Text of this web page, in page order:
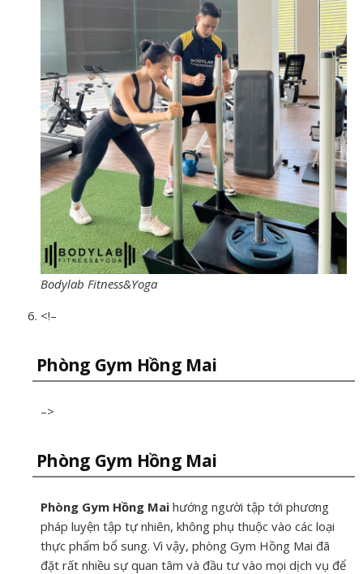
Bodylab Fitness&Yoga
<!–
Phòng Gym Hồng Mai
–>
Phòng Gym Hồng Mai
Phòng Gym Hồng Mai hướng người tập tới phương
pháp luyện tập tự nhiên, không phụ thuộc vào các loại
thực phẩm bổ sung. Vì vậy, phòng Gym Hồng Mai đã
đặt rất nhiều sự quan tâm và đầu tư vào mọi dịch vụ để